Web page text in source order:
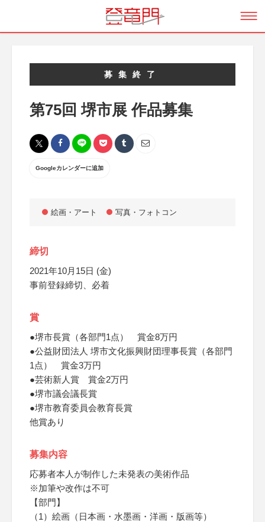
募集終了
第75回 堺市展 作品募集
Googleカレンダーに追加
絵画・アート 写真・フォトコン
締切
2021年10月15日 (金)
事前登録締切、必着
賞
●堺市長賞（各部門1点） 賞金8万円
●公益財団法人 堺市文化振興財団理事長賞（各部門
1点） 賞金3万円
●芸術新人賞 賞金2万円
●堺市議会議長賞
●堺市教育委員会教育長賞
他賞あり
募集内容
応募者本人が制作した未発表の美術作品
※加筆や改作は不可
【部門】
（1）絵画（日本画・水墨画・洋画・版画等）